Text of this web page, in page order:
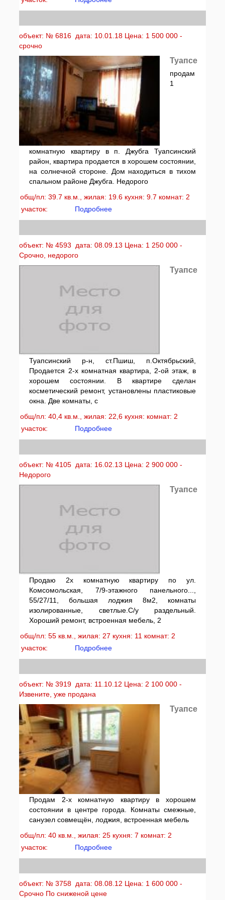
объект: № 6816 дата: 10.01.18 Цена: 1 500 000 -
срочно
Туапсе
продам
1
комнатную квартиру в п. Джубга Туапсинский
район, квартира продается в хорошем состоянии,
на солнечной стороне. Дом находиться в тихом
спальном районе Джубга. Недорого
общ/пл: 39.7 кв.м., жилая: 19.6 кухня: 9.7 комнат: 2
участок:
Подробнее
объект: № 4593 дата: 08.09.13 Цена: 1 250 000 -
Срочно, недорого
Туапсе
Туапсинский р-н, ст.Пшиш, п.Октябрьский,
Продается 2-х комнатная квартира, 2-ой этаж, в
хорошем состоянии. В квартире сделан
косметический ремонт, установлены пластиковые
окна. Две комнаты, с
общ/пл: 40,4 кв.м., жилая: 22,6 кухня: комнат: 2
участок:
Подробнее
объект: № 4105 дата: 16.02.13 Цена: 2 900 000 -
Недорого
Туапсе
Продаю 2х комнатную квартиру по ул.
Комсомольская, 7/9-этажного панельного...,
55/27/11, большая лоджия 8м2, комнаты
изолированные, светлые.С/у раздельный.
Хороший ремонт, встроенная мебель, 2
общ/пл: 55 кв.м., жилая: 27 кухня: 11 комнат: 2
участок:
Подробнее
объект: № 3919 дата: 11.10.12 Цена: 2 100 000 -
Извените, уже продана
Туапсе
Продам 2-х комнатную квартиру в хорошем
состоянии в центре города. Комнаты смежные,
санузел совмещён, лоджия, встроенная мебель
общ/пл: 40 кв.м., жилая: 25 кухня: 7 комнат: 2
участок:
Подробнее
объект: № 3758 дата: 08.08.12 Цена: 1 600 000 -
Срочно По сниженой цене